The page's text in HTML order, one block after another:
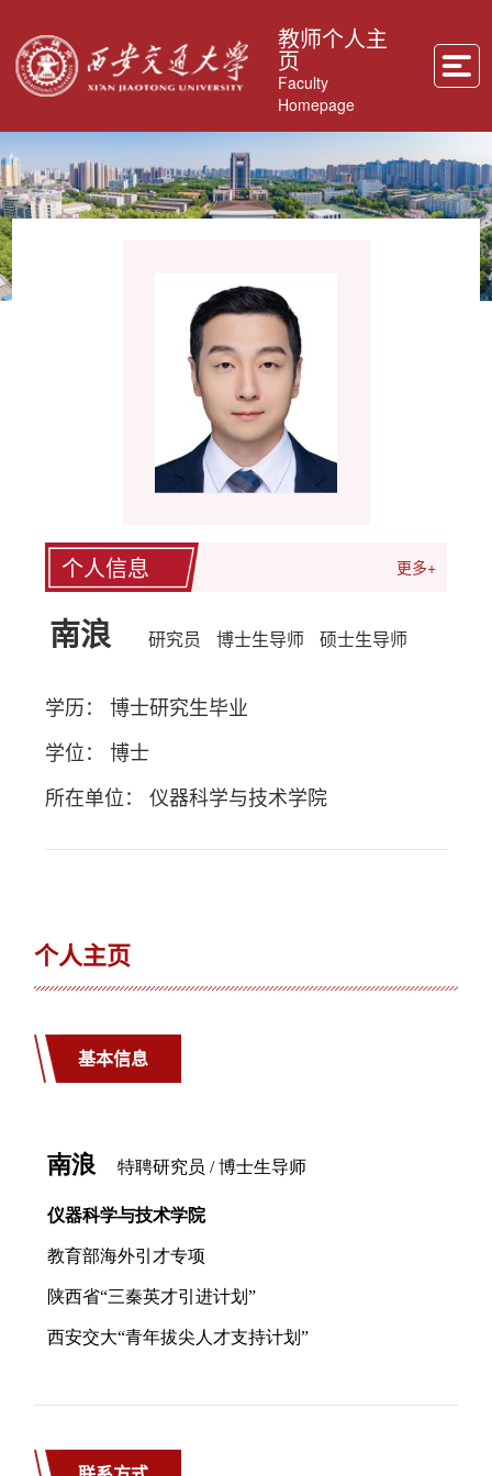
教师个人主
页
Faculty
Homepage
个人信息 更多+
南浪 研究员 博士生导师 硕士生导师
学历： 博士研究生毕业
学位： 博士
所在单位： 仪器科学与技术学院
个人主页
基本信息